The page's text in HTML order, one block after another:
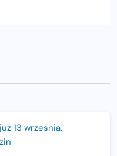
13 września.